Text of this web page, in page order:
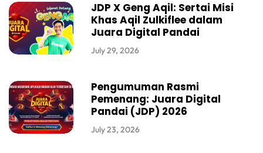
JDP X Geng Aqil: Sertai Misi
Khas Aqil Zulkiflee dalam
Juara Digital Pandai
July 29, 2026
Pengumuman Rasmi
Pemenang: Juara Digital
Pandai (JDP) 2026
July 23, 2026